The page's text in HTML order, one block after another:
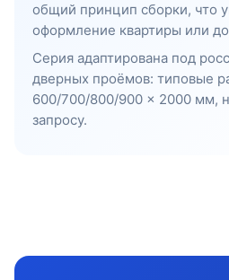
общий принцип сборки, что
оформление квартиры или
Серия адаптирована под
дверных проёмов: типовые
600/700/800/900 × 2000 мм,
запросу.